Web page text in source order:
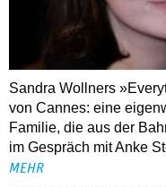
Sandra Wollners
von Cannes: eine
Familie, die aus der
im Gespräch mit Anke
MEHR